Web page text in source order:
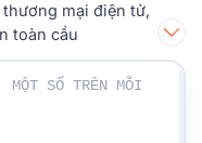
thương mại điện tử,
toàn cầu